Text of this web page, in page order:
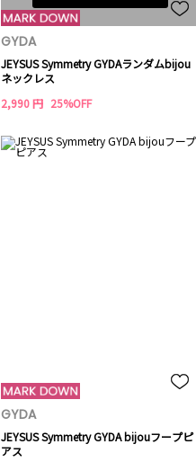
GYDA
JEYSUS Symmetry GYDAランダムbijou
ネックレス
2,990 円 25%OFF
GYDA
JEYSUS Symmetry GYDA bijouフープピ
アス